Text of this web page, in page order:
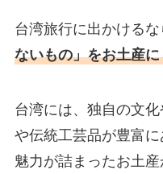
台湾旅行に出かける
ないもの」をお土産
台湾には、独自の文
や伝統工芸品が豊富
魅力が詰まったお土産